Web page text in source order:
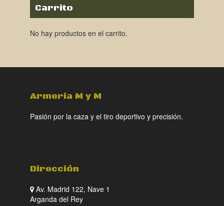
Carrito
No hay productos en el carrito.
Armeria M y M
Pasión por la caza y el tiro deportivo y precisión.
Dirección
Av. Madrid 122, Nave 1
Arganda del Rey